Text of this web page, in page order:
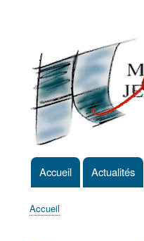
non
identifié
Navigation
principale
Accueil Actualités
Accueil